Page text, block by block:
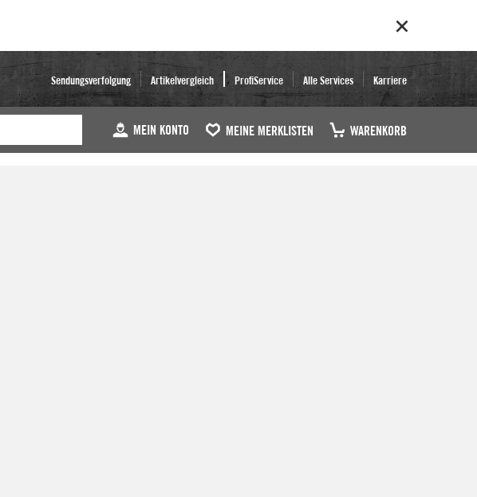
Sendungsverfolgung Artikelvergleich ProfiService Alle Services Karriere
MEIN KONTO MEINE MERKLISTEN WARENKORB